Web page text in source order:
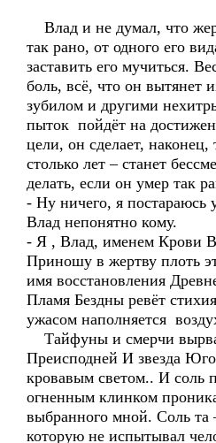
Влад и не думал, что
так рано, от одного его
заставить его мучиться.
боль, всё, что он вытянет
зубилом и другими
пыток пойдёт на
цели, он сделает, наконец,
столько лет – станет
делать, если он умер так
- Ну ничего, я постараюсь
Влад непонятно кому.
- Я , Влад, именем Крови
Приношу в жертву плоть
имя восстановления
Пламя Бездны ревёт
ужасом наполняется
Тайфуны и смерчи
Преисподней И звезда
кровавым светом.. И соль
огненным клинком
выбранного мной. Соль та
которую не испытывал